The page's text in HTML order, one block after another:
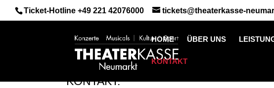
Ticket-Hotline +49 221 42076000 tickets@theaterkasse-
HOME ÜBER UNS
KONTAKT
KONTAKT: